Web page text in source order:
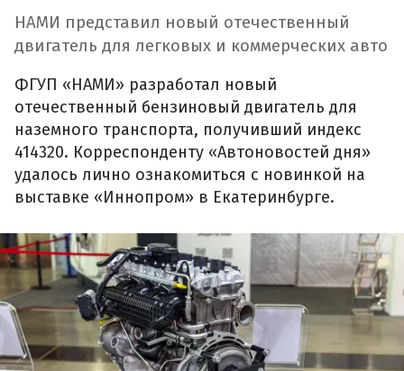
НАМИ представил новый отечественный
двигатель для легковых и коммерческих авто
ФГУП «НАМИ» разработал новый
отечественный бензиновый двигатель для
наземного транспорта, получивший индекс
414320. Корреспонденту «Автоновостей дня»
удалось лично ознакомиться с новинкой на
выставке «Иннопром» в Екатеринбурге.